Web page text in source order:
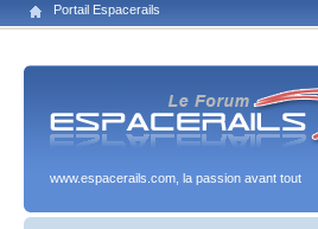
Portail Espacerails
www.espacerails.com, la passion avant tout